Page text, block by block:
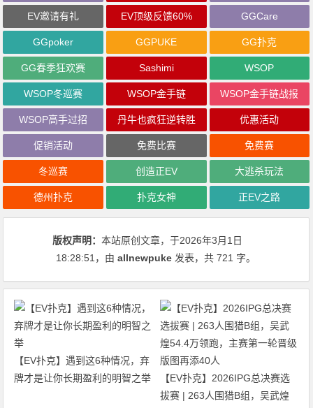
EV邀请有礼 EV顶级反馈60% GGCare
GGpoker GGPUKE GG扑克
GG春季狂欢赛 Sashimi WSOP
WSOP冬巡赛 WSOP金手链 WSOP金手链战报
WSOP高手过招 丹牛也疯狂逆转胜 优惠活动
促销活动 免费比赛 免费赛
冬巡赛 创造正EV 大逃杀玩法
德州扑克 扑克女神 正EV之路
版权声明：本站原创文章，于2026年3月1日
18:28:51 ，由allnewpuke 发表，共 721 字。
【EV扑克】遇到这6种情况，弃
牌才是让你长期盈利的明智之举
【EV扑克】2026IPG总决赛选
拔赛 | 263人围猎B组，吴武煌